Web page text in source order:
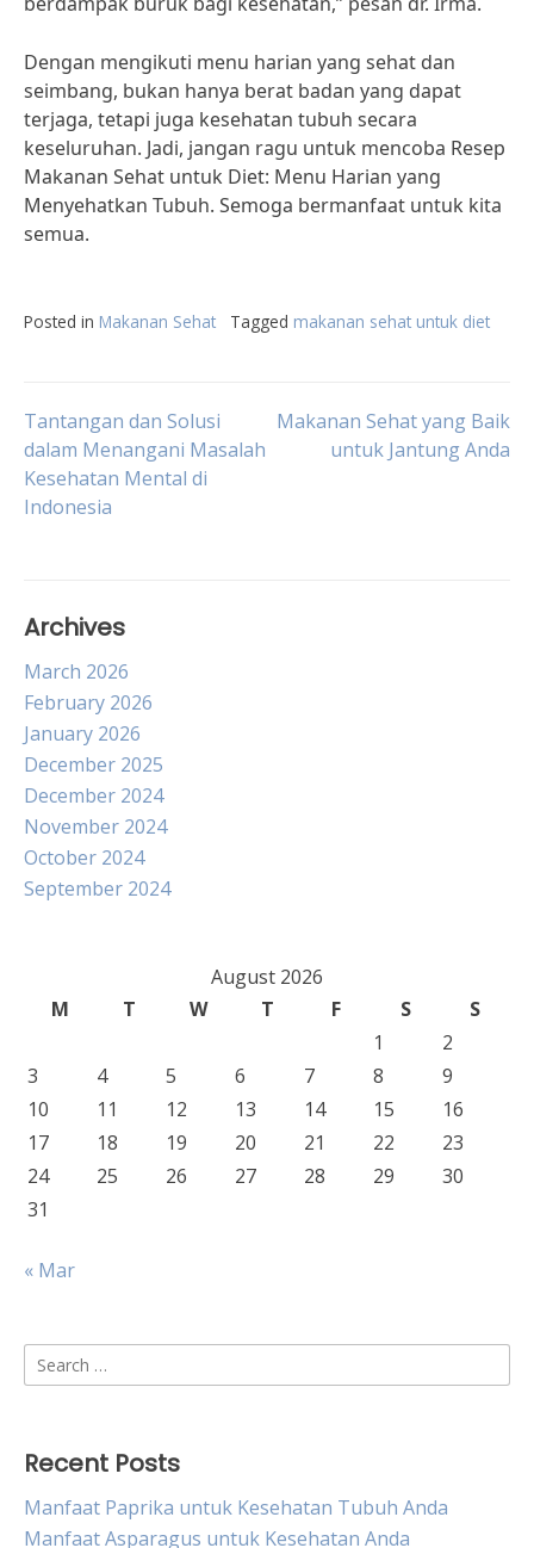
Dengan mengikuti menu harian yang sehat dan
seimbang, bukan hanya berat badan yang dapat
terjaga, tetapi juga kesehatan tubuh secara
keseluruhan. Jadi, jangan ragu untuk mencoba Resep
Makanan Sehat untuk Diet: Menu Harian yang
Menyehatkan Tubuh. Semoga bermanfaat untuk kita
semua.
Posted in Makanan Sehat Tagged makanan sehat untuk diet
Post
navigation
Tantangan dan Solusi
dalam Menangani Masalah
Kesehatan Mental di
Indonesia
Makanan Sehat yang Baik
untuk Jantung Anda
Archives
March 2026
February 2026
January 2026
December 2025
December 2024
November 2024
October 2024
September 2024
August 2026
M
T W T F S
S
1
2
3
4 5 6 7 8
9
10
11 12 13 14 15
16
17
18 19 20 21 22
23
24
25 26 27 28 29
30
31
« Mar
Search
for:
Recent Posts
Manfaat Paprika untuk Kesehatan Tubuh Anda
Manfaat Asparagus untuk Kesehatan Anda